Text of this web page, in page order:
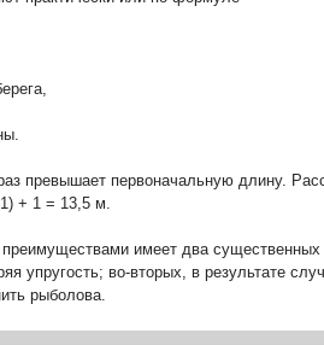
превышает первоначальную длину.
+ 1 = 13,5 м.
имеет два существенных
упругость; во-вторых, в результате
рыболова.